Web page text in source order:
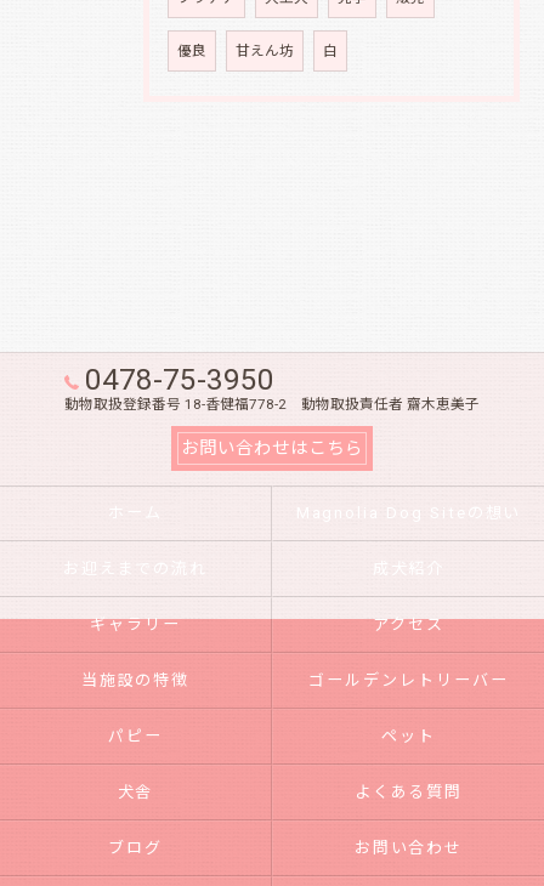
優良 甘えん坊 白
0478-75-3950
動物取扱登録番号 18-香健福778-2 動物取扱責任者 齋木恵美子
お問い合わせはこちら
ホーム Magnolia Dog Siteの想い
お迎えまでの流れ 成犬紹介
ギャラリー アクセス
当施設の特徴 ゴールデンレトリーバー
パピー ペット
犬舎 よくある質問
ブログ お問い合わせ